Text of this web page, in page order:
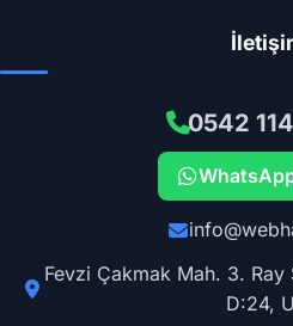
0542
Fevzi Çakmak Mah. 3.
D:24,